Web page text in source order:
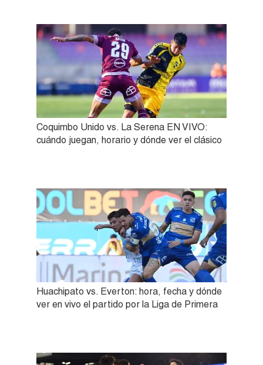
Coquimbo Unido vs. La Serena EN VIVO:
cuándo juegan, horario y dónde ver el clásico
Huachipato vs. Everton: hora, fecha y dónde
ver en vivo el partido por la Liga de Primera